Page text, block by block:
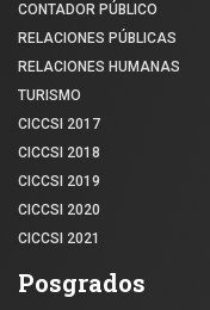
CONTADOR PÚBLICO
RELACIONES PÚBLICAS
RELACIONES HUMANAS
TURISMO
CICCSI 2017
CICCSI 2018
CICCSI 2019
CICCSI 2020
CICCSI 2021
Posgrados